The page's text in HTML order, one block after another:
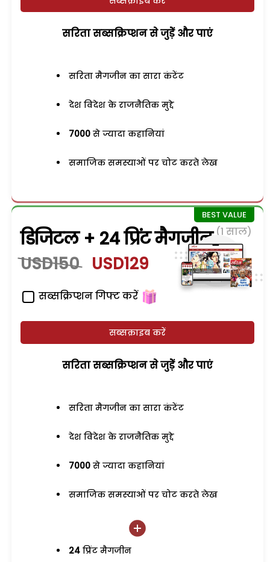
सरिता सब्सक्रिप्शन से जुड़ेें और पाएं
सरिता मैगजीन का सारा कंटेंट
देश विदेश के राजनैतिक मुद्दे
7000 से ज्यादा कहानियां
समाजिक समस्याओं पर चोट करते लेख
डिजिटल + 24 प्रिंट मैगजीन (1 साल)
USD150 USD129
सब्सक्रिप्शन गिफ्ट करें
सब्सक्राइब करें
सरिता सब्सक्रिप्शन से जुड़ेें और पाएं
सरिता मैगजीन का सारा कंटेंट
देश विदेश के राजनैतिक मुद्दे
7000 से ज्यादा कहानियां
समाजिक समस्याओं पर चोट करते लेख
24 प्रिंट मैगजीन